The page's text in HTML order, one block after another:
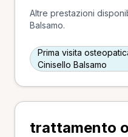
Altre prestazioni
Balsamo.
Prima visita
Cinisello Balsamo
trattamento